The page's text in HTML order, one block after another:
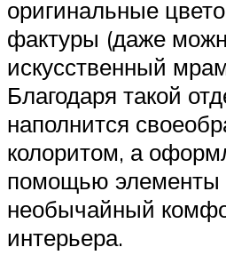
оригинальные
фактуры (даже
искусственный
Благодаря такой
наполнится
колоритом, а
помощью элементы
необычайный
интерьера.